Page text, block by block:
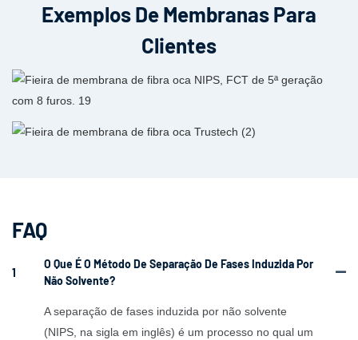
Exemplos De Membranas Para
Clientes
FAQ
1
O Que É O Método De Separação De Fases Induzida Por
Não Solvente?
A separação de fases induzida por não solvente
(NIPS, na sigla em inglês) é um processo no qual um